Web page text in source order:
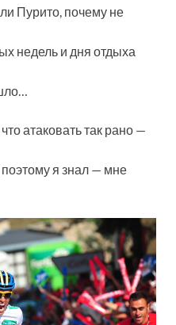
Пурито, почему не
недель и дня отдыха
атаковать так рано —
я знал — мне